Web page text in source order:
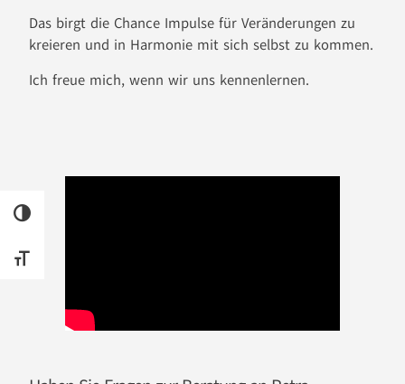
UMSCHALTEN AUF HOHE KONTRASTE
SCHRIFT VERGRÖSSERN
Das birgt die Chance Impulse für Veränderungen zu
kreieren und in Harmonie mit sich selbst zu kommen.
Ich freue mich, wenn wir uns kennenlernen.